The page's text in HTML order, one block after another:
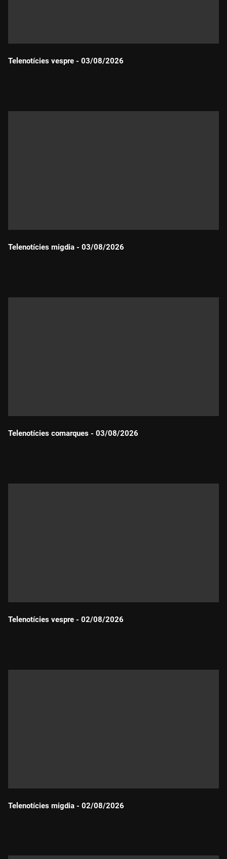
Telenotícies vespre - 03/08/2026
Telenotícies migdia - 03/08/2026
Telenotícies comarques - 03/08/2026
Telenotícies vespre - 02/08/2026
Telenotícies migdia - 02/08/2026